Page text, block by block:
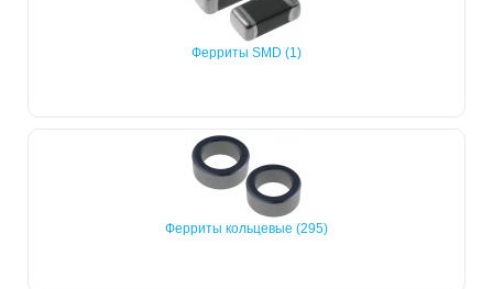
Ферриты SMD (1)
Ферриты кольцевые (295)